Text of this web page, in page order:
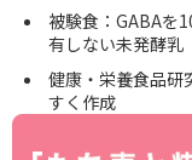
被験食：GABAを
有しない未発酵
健康・栄養食品研
すく作成